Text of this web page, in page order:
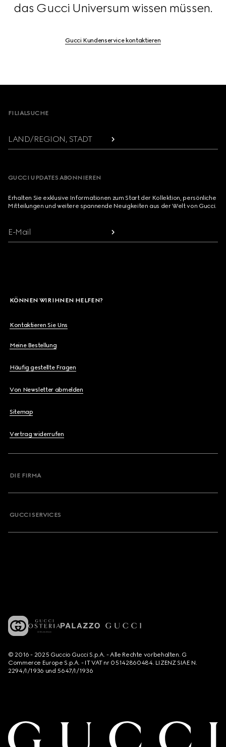
das Gucci Universum wissen müssen.
Gucci Kundenservice kontaktieren
FILIALSUCHE
LAND/REGION, STADT
GUCCI UPDATES ABONNIEREN
Erhalten Sie exklusive Informationen zum Start der Kollektion, persönliche
Mitteilungen und weitere spannende Neuigkeiten aus der Welt von Gucci.
E-Mail
KÖNNEN WIR IHNEN HELFEN?
Kontaktieren Sie Uns
Meine Bestellung
Häufig gestellte Fragen
Von Newsletter abmelden
Sitemap
Vertrag widerrufen
DIE FIRMA
GUCCI SERVICES
© 2016 - 2025 Guccio Gucci S.p.A. - Alle Rechte vorbehalten. G
Commerce Europe S.p.A. - IT VAT nr 05142860484. LIZENZ SIAE N.
2294/I/1936 und 5647/I/1936